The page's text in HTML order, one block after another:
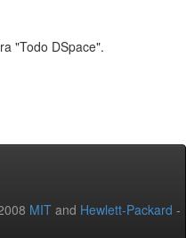
"Todo DSpace".
MIT and Hewlett-Packard -